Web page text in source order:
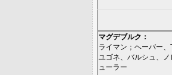
マグデブルク ：
ライマン ； ヘーバー
ユゴネ
バルシュ
ューラー